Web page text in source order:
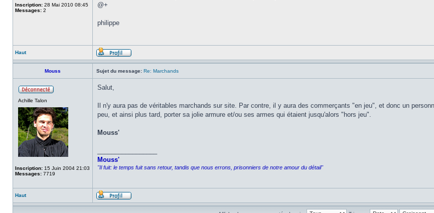
Inscription: 28 Mai 2010 08:45
Messages: 2
@+
philippe
Haut
Mouss Sujet du message: Re: Marchands
Achille Talon
Inscription: 15 Juin 2004 21:03
Messages: 7719
Salut,
Il n'y aura pas de véritables marchands sur site. Par contre, il y aura des commerçants "en jeu", et donc un
peu, et ainsi plus tard, porter sa jolie armure et/ou ses armes qui étaient jusqu'alors "hors jeu".
Mouss'
Mouss'
"Il fuit: le temps fuit sans retour, tandis que nous errons, prisonniers de notre amour du détail"
Haut